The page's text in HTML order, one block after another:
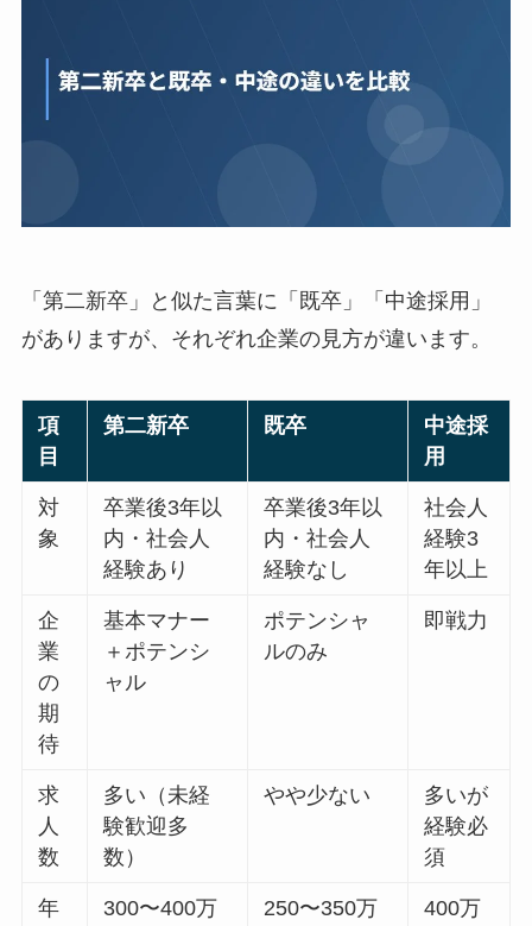
「第二新卒」と似た言葉に「既卒」「中途採用」
がありますが、それぞれ企業の見方が違います。
項
目
第二新卒 既卒
中途採
用
対
象
卒業後3年以
内・社会人
経験あり
卒業後3年以
内・社会人
経験なし
社会人
経験3
年以上
企
業
の
期
待
基本マナー
＋ポテンシ
ャル
ポテンシャ
ルのみ
即戦力
求
人
数
多い（未経
験歓迎多
数）
やや少ない
多いが
経験必
須
年
300〜400万
250〜350万
400万